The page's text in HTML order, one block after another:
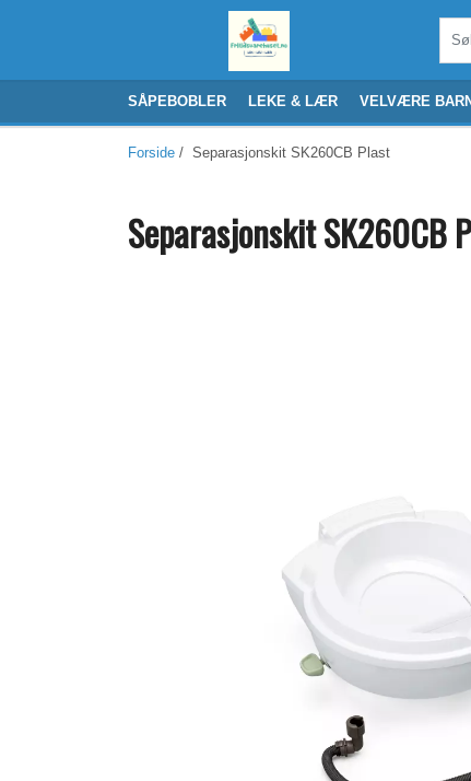
SÅPEBOBLER LEKE & LÆR VELVÆRE BARN
Forside / Separasjonskit SK260CB Plast
Separasjonskit SK260CB